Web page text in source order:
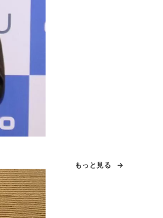
もっと見る